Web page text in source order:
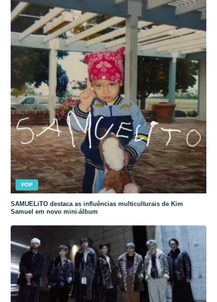
POP
SAMUELiTO destaca as influências multiculturais de Kim
Samuel em novo mini-álbum